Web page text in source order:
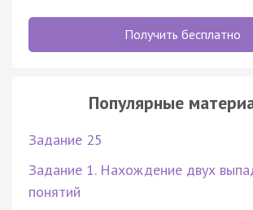
Получить бесплатно
Популярные
Задание 25
Задание 1. Нахождение двух
понятий